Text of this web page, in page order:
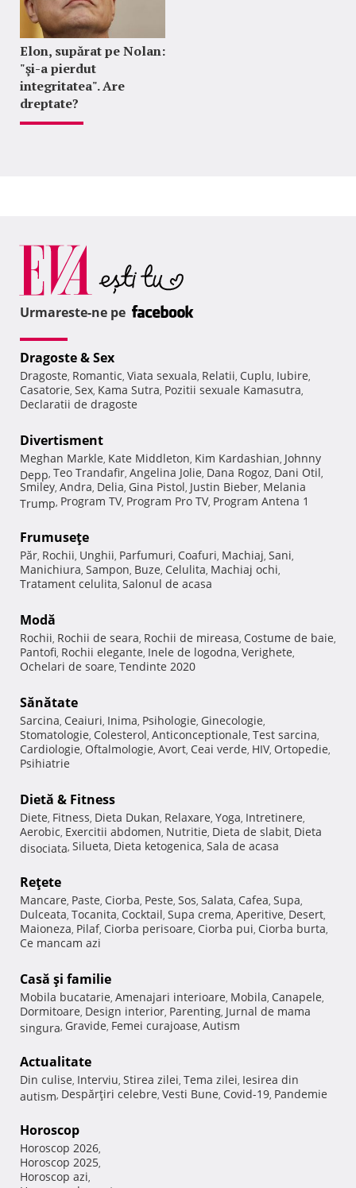
Elon, supărat pe Nolan:
"şi-a pierdut
integritatea". Are
dreptate?
Urmareste-ne pe
Dragoste & Sex
Dragoste, Romantic, Viata sexuala, Relatii, Cuplu, Iubire,
Casatorie, Sex, Kama Sutra, Pozitii sexuale Kamasutra,
Declaratii de dragoste
Divertisment
Meghan Markle, Kate Middleton, Kim Kardashian, Johnny
Depp, Teo Trandafir, Angelina Jolie, Dana Rogoz, Dani Otil,
Smiley, Andra, Delia, Gina Pistol, Justin Bieber, Melania
Trump, Program TV, Program Pro TV, Program Antena 1
Frumuseţe
Păr, Rochii, Unghii, Parfumuri, Coafuri, Machiaj, Sani,
Manichiura, Sampon, Buze, Celulita, Machiaj ochi,
Tratament celulita, Salonul de acasa
Modă
Rochii, Rochii de seara, Rochii de mireasa, Costume de baie,
Pantofi, Rochii elegante, Inele de logodna, Verighete,
Ochelari de soare, Tendinte 2020
Sănătate
Sarcina, Ceaiuri, Inima, Psihologie, Ginecologie,
Stomatologie, Colesterol, Anticonceptionale, Test sarcina,
Cardiologie, Oftalmologie, Avort, Ceai verde, HIV, Ortopedie,
Psihiatrie
Dietă & Fitness
Diete, Fitness, Dieta Dukan, Relaxare, Yoga, Intretinere,
Aerobic, Exercitii abdomen, Nutritie, Dieta de slabit, Dieta
disociata, Silueta, Dieta ketogenica, Sala de acasa
Reţete
Mancare, Paste, Ciorba, Peste, Sos, Salata, Cafea, Supa,
Dulceata, Tocanita, Cocktail, Supa crema, Aperitive, Desert,
Maioneza, Pilaf, Ciorba perisoare, Ciorba pui, Ciorba burta,
Ce mancam azi
Casă şi familie
Mobila bucatarie, Amenajari interioare, Mobila, Canapele,
Dormitoare, Design interior, Parenting, Jurnal de mama
singura, Gravide, Femei curajoase, Autism
Actualitate
Din culise, Interviu, Stirea zilei, Tema zilei, Iesirea din
autism, Despărţiri celebre, Vesti Bune, Covid-19, Pandemie
Horoscop
Horoscop 2026,
Horoscop 2025,
Horoscop azi,